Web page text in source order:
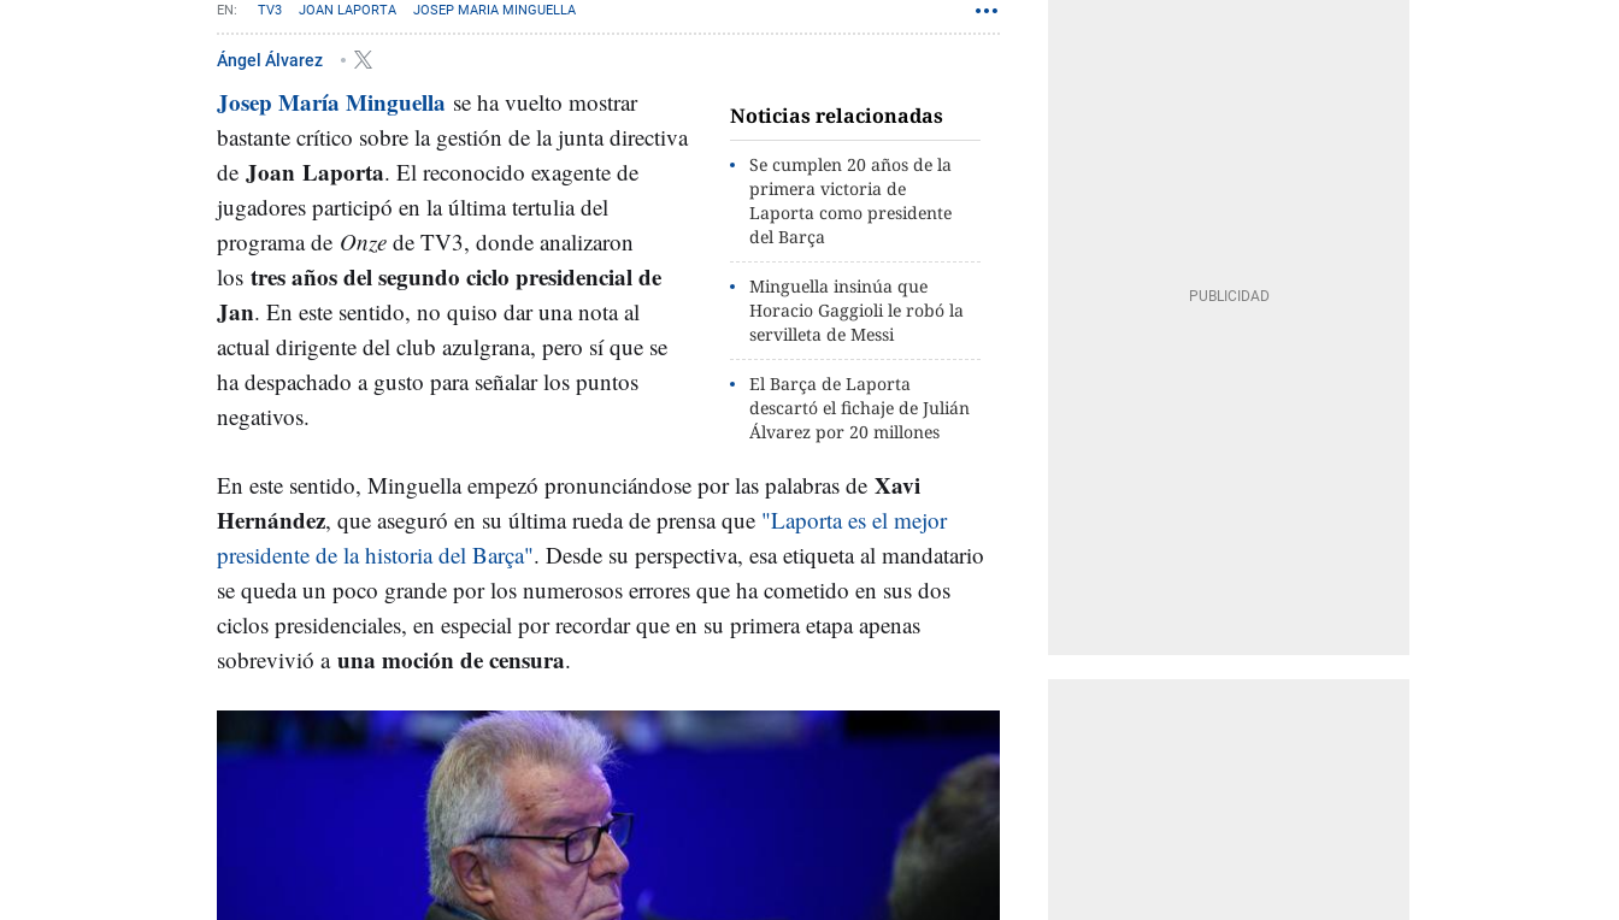
TV3 JOAN LAPORTA JOSEP MARIA MINGUELLA
Ángel Álvarez
Noticias relacionadas
Se cumplen 20 años de la
primera victoria de
Laporta como presidente
del Barça
Minguella insinúa que
Horacio Gaggioli le robó la
servilleta de Messi
El Barça de Laporta
descartó el fichaje de Julián
Álvarez por 20 millones
Josep María Minguella se ha vuelto mostrar
bastante crítico sobre la gestión de la junta directiva
de Joan Laporta. El reconocido exagente de
jugadores participó en la última tertulia del
programa de Onze de TV3, donde analizaron
los tres años del segundo ciclo presidencial de
Jan. En este sentido, no quiso dar una nota al
actual dirigente del club azulgrana, pero sí que se
ha despachado a gusto para señalar los puntos
negativos.
En este sentido, Minguella empezó pronunciándose por las palabras de Xavi
Hernández, que aseguró en su última rueda de prensa que "Laporta es el mejor
presidente de la historia del Barça". Desde su perspectiva, esa etiqueta al mandatario
se queda un poco grande por los numerosos errores que ha cometido en sus dos
ciclos presidenciales, en especial por recordar que en su primera etapa apenas
sobrevivió a una moción de censura.